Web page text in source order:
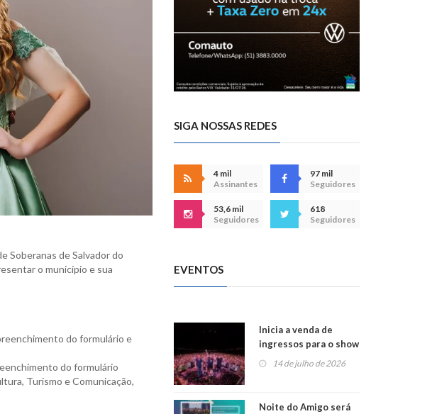
Soberanas de Salvador do
o município e sua
do formulário e
do formulário
Turismo e Comunicação,
SIGA NOSSAS REDES
4 mil
Assinantes
97 mil
Seguidores
53,6 mil
Seguidores
618
Seguidores
EVENTOS
Inicia a venda de
ingressos para o show
do Jota Quest nos 45
14 de julho de 2026
Noite do Amigo será